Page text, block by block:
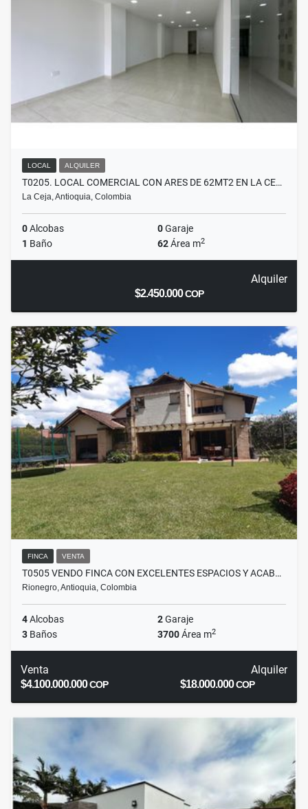
LOCAL ALQUILER
T0205. LOCAL COMERCIAL CON ARES DE 62MT2 EN LA CE…
La Ceja, Antioquia, Colombia
0Alcobas 0Garaje
1 Baño 62Área m2
Alquiler
$2.450.000COP
FINCA VENTA
T0505 VENDO FINCA CON EXCELENTES ESPACIOS Y ACAB…
Rionegro, Antioquia, Colombia
4Alcobas 2Garaje
3 Baños 3700Área m2
Venta
$4.100.000.000COP
Alquiler
$18.000.000COP